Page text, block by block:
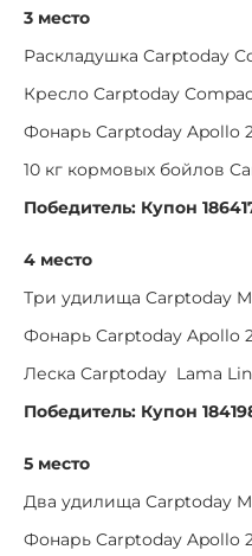
3 место
Раскладушка Carptoday
Кресло Carptoday
Фонарь Carptoday Apollo
10 кг кормовых бойлов
Победитель: Купон
4 место
Три удилища Carptoday
Фонарь Carptoday Apollo
Леска Carptoday Lama
Победитель: Купон
5 место
Два удилища Carptoday
Фонарь Carptoday Apollo